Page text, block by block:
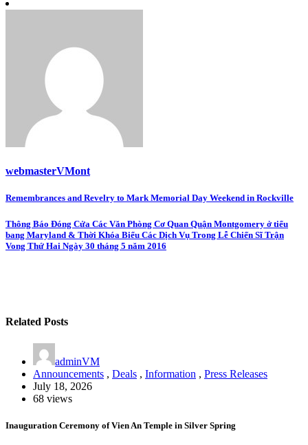
webmasterVMont
Post
navigation
Remembrances and Revelry to Mark Memorial Day Weekend in Rockville
Thông Báo Đóng Cửa Các Văn Phòng Cơ Quan Quận Montgomery ở tiểu
bang Maryland & Thời Khóa Biểu Các Dịch Vụ Trong Lễ Chiến Sĩ Trận
Vong Thứ Hai Ngày 30 tháng 5 năm 2016
Related Posts
adminVM
Announcements , Deals , Information , Press Releases
July 18, 2026
68 views
Inauguration Ceremony of Vien An Temple in Silver Spring